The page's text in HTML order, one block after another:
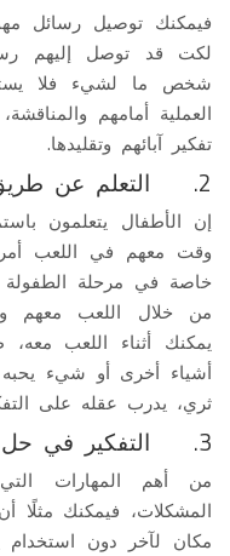
فيمكنك توصيل رسائل
لكت قد توصل إليهم
شخص ما لشيء فلا
العملية أمامهم
تفكير آبائهم وتقليدها.
2. التعلم عن طريق اللعب
إن الأطفال يتعلمون
وقت معهم في اللعب
خاصة في مرحلة الطفولة
من خلال اللعب معهم
يمكنك أثناء اللعب
أشياء أخرى أو شيء يحبه
ثري، يدرب عقله على
3. التفكير في حل المشكلات
من أهم المهارات
المشكلات، فيمكنك
مكان لآخر دون استخدام